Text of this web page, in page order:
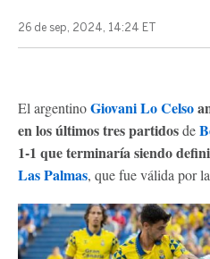
26 de sep, 2024, 14:24 ET
El argentinoGiovani Lo Celso
en los últimos tres partidosde
1-1 que terminaría siendo
Las Palmas, que fue válida por